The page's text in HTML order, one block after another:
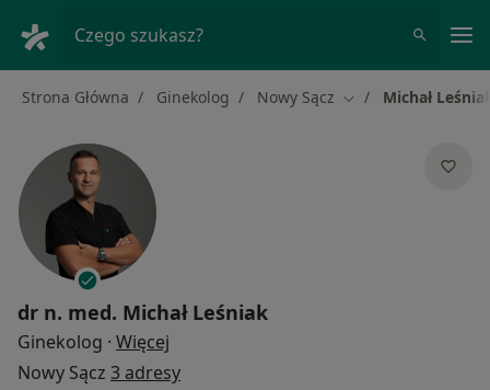
Czego szukasz?
Strona Główna Ginekolog Nowy Sącz Zmień miasto
Michał
dr n. med. Michał Leśniak
Ginekolog · Więcej
Nowy Sącz 3 adresy